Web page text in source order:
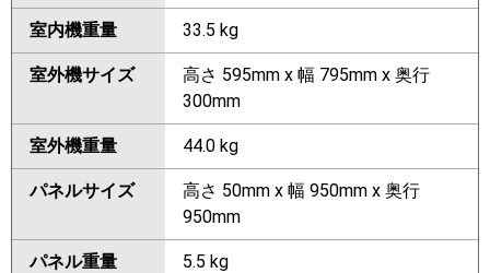
室内機重量 33.5 kg
室外機サイズ
高さ 595mm x 幅 795mm x 奥行
300mm
室外機重量 44.0 kg
パネルサイズ
高さ 50mm x 幅 950mm x 奥行
950mm
パネル重量 5.5 kg